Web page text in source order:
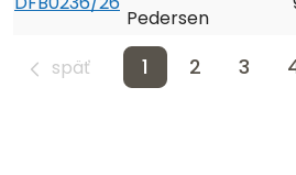
Pedersen
späť 1 2 3